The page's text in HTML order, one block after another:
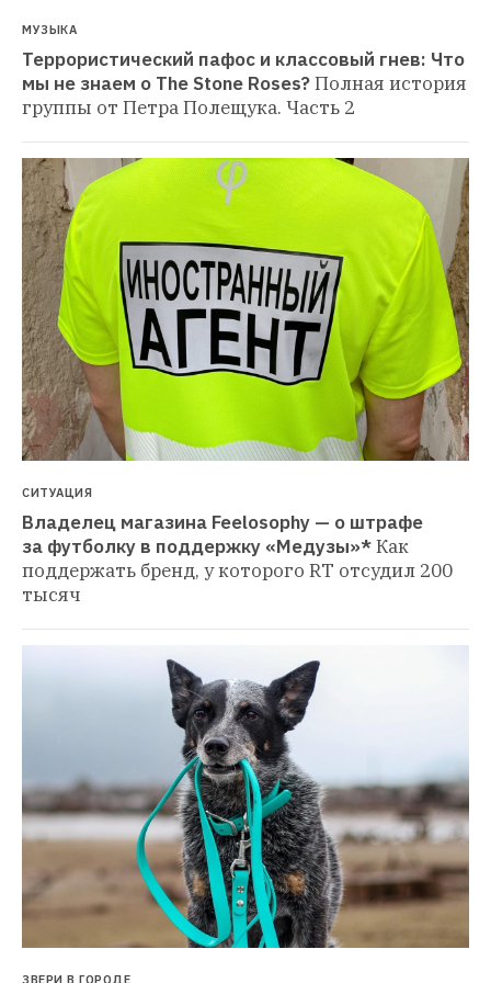
МУЗЫКА
Террористический пафос и классовый гнев: Что
мы не знаем о The Stone Roses?Полная история
группы от Петра Полещука. Часть 2
СИТУАЦИЯ
Владелец магазина Feelosophy — о штрафе
за футболку в поддержку «Медузы»*Как
поддержать бренд, у которого RT отсудил 200
тысяч